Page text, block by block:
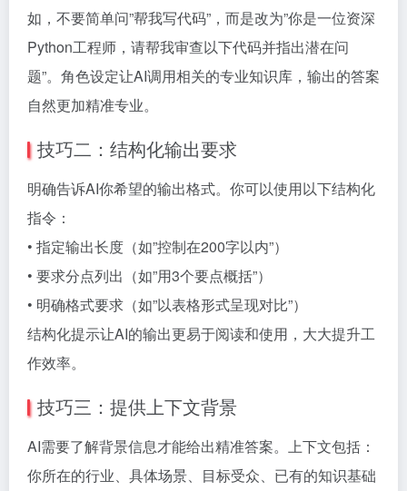
如，不要简单问”帮我写代码”，而是改为”你是一位资深
Python工程师，请帮我审查以下代码并指出潜在问
题”。角色设定让AI调用相关的专业知识库，输出的答案
自然更加精准专业。
技巧二：结构化输出要求
明确告诉AI你希望的输出格式。你可以使用以下结构化
指令：
• 指定输出长度（如”控制在200字以内”）
• 要求分点列出（如”用3个要点概括”）
• 明确格式要求（如”以表格形式呈现对比”）
结构化提示让AI的输出更易于阅读和使用，大大提升工
作效率。
技巧三：提供上下文背景
AI需要了解背景信息才能给出精准答案。上下文包括：
你所在的行业、具体场景、目标受众、已有的知识基础